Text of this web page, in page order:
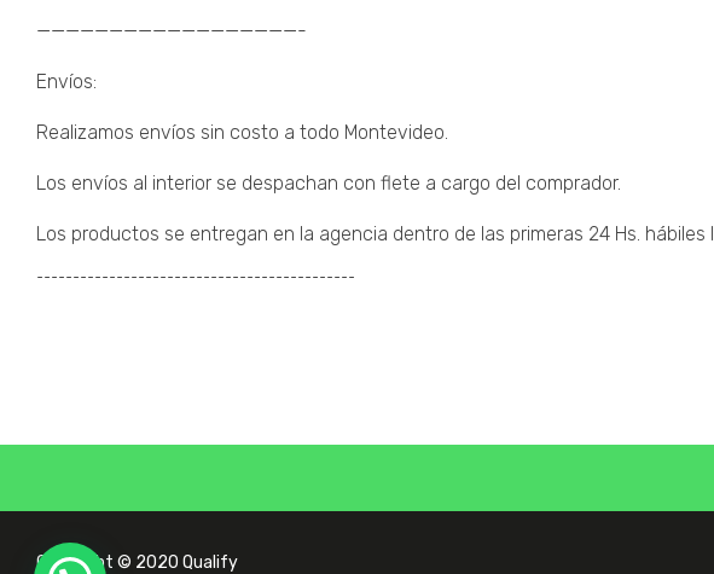
——————————————————-
Envíos:
Realizamos envíos sin costo a todo Montevideo.
Los envíos al interior se despachan con flete a cargo del comprador.
Los productos se entregan en la agencia dentro de las primeras 24 Hs. hábiles
¯¯¯¯¯¯¯¯¯¯¯¯¯¯¯¯¯¯¯¯¯¯¯¯¯¯¯¯¯¯¯¯¯¯¯¯¯¯¯¯¯¯¯¯
Copyright © 2020 Qualify